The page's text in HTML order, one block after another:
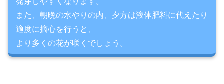
また、朝晩の水やりの内、夕方は液体肥料に代えたり
適度に摘心を行うと、
より多くの花が咲くでしょう。